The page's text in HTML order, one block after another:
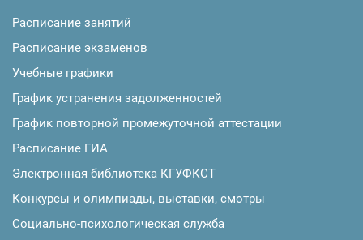
Расписание занятий
Расписание экзаменов
Учебные графики
График устранения задолженностей
График повторной промежуточной аттестации
Расписание ГИА
Электронная библиотека КГУФКСТ
Конкурсы и олимпиады, выставки, смотры
Социально-психологическая служба